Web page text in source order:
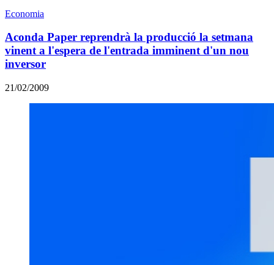
Economia
Aconda Paper reprendrà la producció la setmana
vinent a l'espera de l'entrada imminent d'un nou
inversor
21/02/2009